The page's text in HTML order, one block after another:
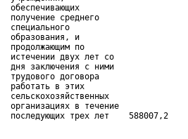
  обеспечивающих
  получение среднего
  специального
  образования, и
  продолжающим по
  истечении двух лет со
  дня заключения с ними
  трудового договора
  работать в этих
  сельскохозяйственных
  организациях в течение